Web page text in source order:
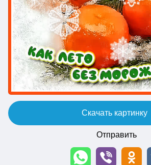
Скачать картинку
Отправить